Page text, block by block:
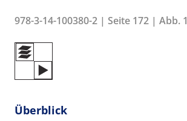
978-3-14-100380-2 | Seite 172 | Abb. 1
Überblick